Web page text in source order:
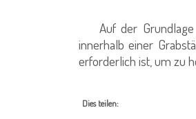
Auf der Grundlage
innerhalb einer
erforderlich ist, um zu
Dies teilen: